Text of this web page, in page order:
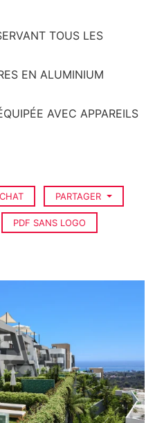
TOUS LES
EN ALUMINIUM
AVEC APPAREILS
PARTAGER
PDF SANS LOGO